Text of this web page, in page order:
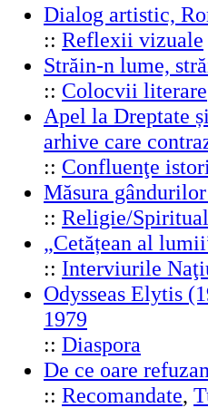
Dialog artistic,
:: Reflexii vizuale
Străin-n lume,
:: Colocvii literare
Apel la Dreptate
arhive care
:: Confluenţe
Măsura
:: Religie/
„Cetățean al
:: Interviurile
Odysseas Elytis
1979
:: Diaspora
De ce oare
:: Recomandate,